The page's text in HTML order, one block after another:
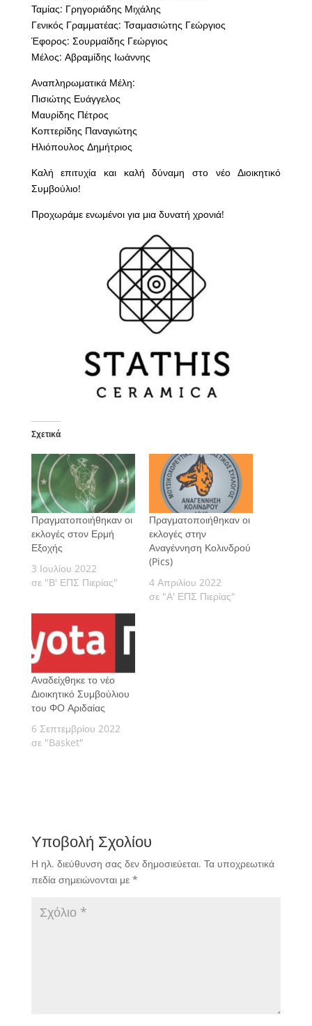
Ταμίας: Γρηγοριάδης Μιχάλης
Γενικός Γραμματέας: Τσαμασιώτης Γεώργιος
Έφορος: Σουρμαίδης Γεώργιος
Μέλος: Αβραμίδης Ιωάννης
Αναπληρωματικά Μέλη:
Πισιώτης Ευάγγελος
Μαυρίδης Πέτρος
Κοπτερίδης Παναγιώτης
Ηλιόπουλος Δημήτριος
Καλή επιτυχία και καλή δύναμη στο νέο Διοικητικό
Συμβούλιο!
Προχωράμε ενωμένοι για μια δυνατή χρονιά!
Σχετικά
Πραγματοποιήθηκαν οι
εκλογές στον Ερμή
Εξοχής
3 Ιουλίου 2022
σε "Β' ΕΠΣ Πιερίας"
Πραγματοποιήθηκαν οι
εκλογές στην
Αναγέννηση Κολινδρού
(Pics)
4 Απριλίου 2022
σε "Α' ΕΠΣ Πιερίας"
Αναδείχθηκε το νέο
Διοικητικό Συμβούλιου
του ΦΟ Αριδαίας
6 Σεπτεμβρίου 2022
σε "Basket"
Υποβολή Σχολίου
Η ηλ. διεύθυνση σας δεν δημοσιεύεται. Τα υποχρεωτικά
πεδία σημειώνονται με *